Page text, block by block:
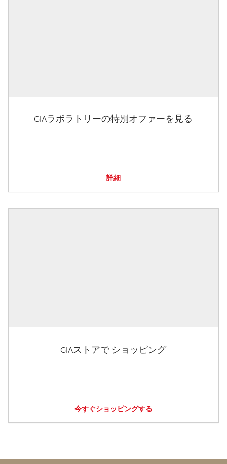
GIAラボラトリーの特別オファーを見る
詳細
GIAストアで ショッピング
今すぐショッピングする